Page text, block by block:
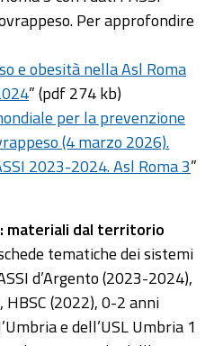
Per approfondire
e obesità nella Asl Roma
” (pdf 274 kb)
per la prevenzione
(4 marzo 2026).
2023-2024. Asl Roma 3”
materiali dal territorio
tematiche dei sistemi
d’Argento (2023-2024),
HBSC (2022), 0-2 anni
e dell’USL Umbria 1